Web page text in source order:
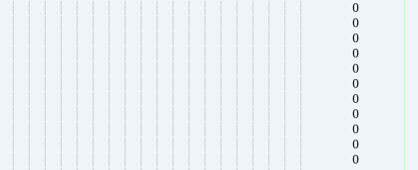
0
0
0
0
0
0
0
0
0
0
0